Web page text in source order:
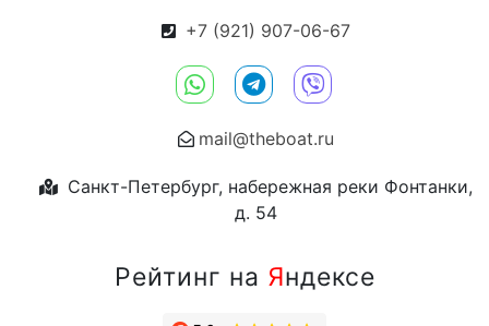
+7 (921) 907-06-67
mail@theboat.ru
Санкт-Петербург, набережная реки Фонтанки,
д. 54
Рейтинг на Яндексе